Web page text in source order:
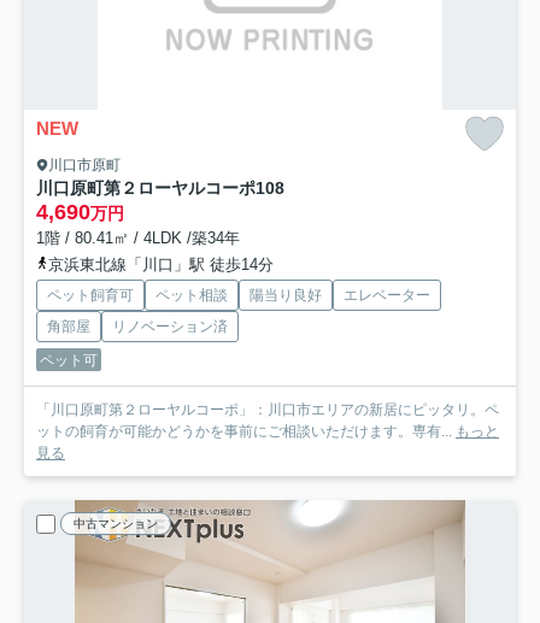
NEW
川口市原町
川口原町第２ローヤルコーポ108
4,690万円
1階 / 80.41㎡ / 4LDK /築34年
京浜東北線「川口」駅 徒歩14分
ペット飼育可 ペット相談 陽当り良好
エレベーター
角部屋
リノベーション済
ペット可
「川口原町第２ローヤルコーポ」：川口市エリアの新居にピッタリ。ペ
ットの飼育が可能かどうかを事前にご相談いただけます。専有... もっと
見る
中古マンション